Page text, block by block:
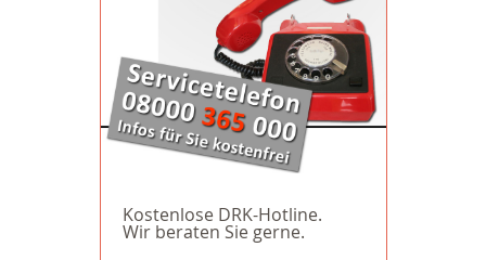
Kostenlose DRK-Hotline.
Wir beraten Sie gerne.